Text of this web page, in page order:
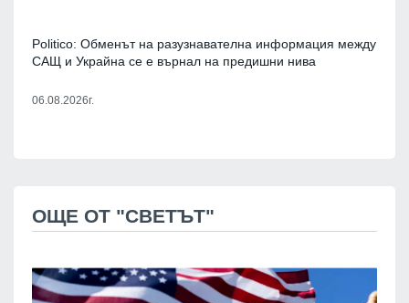
Politico: Обменът на разузнавателна информация между
САЩ и Украйна се е върнал на предишни нива
06.08.2026г.
ОЩЕ ОТ "СВЕТЪТ"